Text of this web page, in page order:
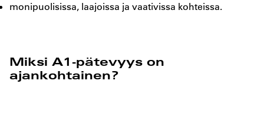
monipuolisissa, laajoissa ja vaativissa kohteissa.
Miksi A1-pätevyys on
ajankohtainen?